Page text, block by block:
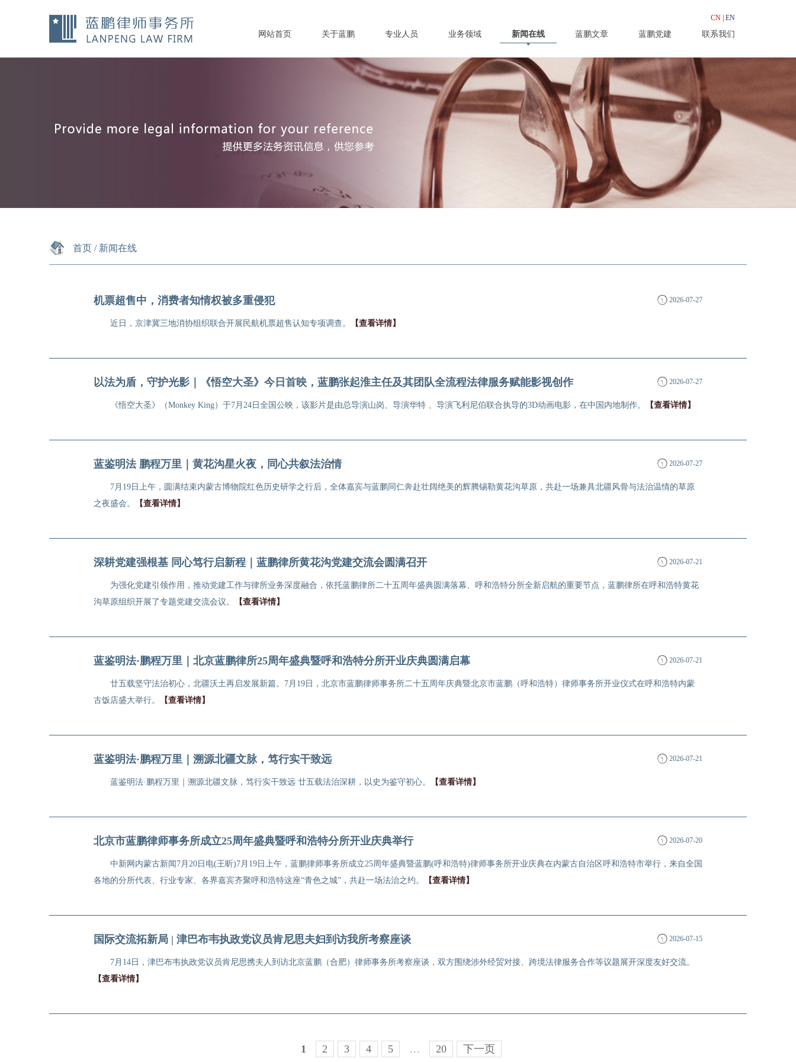
CN EN
网站首页 关于蓝鹏 专业人员 业务领域 新闻在线 蓝鹏文章 蓝鹏党建 联系我们
首页 / 新闻在线
2026-07-27
机票超售中，消费者知情权被多重侵犯
近日，京津冀三地消协组织联合开展民航机票超售认知专项调查。 【查看详情】
2026-07-27
以法为盾，守护光影｜《悟空大圣》今日首映，蓝鹏张起淮主任及其团队全流程法律服务赋能影视创作
《悟空大圣》（Monkey King）于7月24日全国公映，该影片是由总导演山岗、导演华特 、导演飞利尼伯联合执导的3D动画电影，在中国内地制作。 【查看详情】
2026-07-27
蓝鉴明法 鹏程万里｜黄花沟星火夜，同心共叙法治情
7月19日上午，圆满结束内蒙古博物院红色历史研学之行后，全体嘉宾与蓝鹏同仁奔赴壮阔绝美的辉腾锡勒黄花沟草原，共赴一场兼具北疆风骨与法治温情的草原
之夜盛会。
【查看详情】
2026-07-21
深耕党建强根基 同心笃行启新程｜蓝鹏律所黄花沟党建交流会圆满召开
为强化党建引领作用，推动党建工作与律所业务深度融合，依托蓝鹏律所二十五周年盛典圆满落幕、呼和浩特分所全新启航的重要节点，蓝鹏律所在呼和浩特黄花
沟草原组织开展了专题党建交流会议。
【查看详情】
2026-07-21
蓝鉴明法·鹏程万里｜北京蓝鹏律所25周年盛典暨呼和浩特分所开业庆典圆满启幕
廿五载坚守法治初心，北疆沃土再启发展新篇。7月19日，北京市蓝鹏律师事务所二十五周年庆典暨北京市蓝鹏（呼和浩特）律师事务所开业仪式在呼和浩特内蒙
古饭店盛大举行。
【查看详情】
2026-07-21
蓝鉴明法·鹏程万里｜溯源北疆文脉，笃行实干致远
蓝鉴明法·鹏程万里｜溯源北疆文脉，笃行实干致远 廿五载法治深耕，以史为鉴守初心。 【查看详情】
2026-07-20
北京市蓝鹏律师事务所成立25周年盛典暨呼和浩特分所开业庆典举行
中新网内蒙古新闻7月20日电(王昕)7月19日上午，蓝鹏律师事务所成立25周年盛典暨蓝鹏(呼和浩特)律师事务所开业庆典在内蒙古自治区呼和浩特市举行，来自全国
各地的分所代表、行业专家、各界嘉宾齐聚呼和浩特这座“青色之城”，共赴一场法治之约。
【查看详情】
2026-07-15
国际交流拓新局 | 津巴布韦执政党议员肯尼思夫妇到访我所考察座谈
7月14日，津巴布韦执政党议员肯尼思携夫人到访北京蓝鹏（合肥）律师事务所考察座谈，双方围绕涉外经贸对接、跨境法律服务合作等议题展开深度友好交流。
【查看详情】
1 2 3 4 5 … 20 下一页